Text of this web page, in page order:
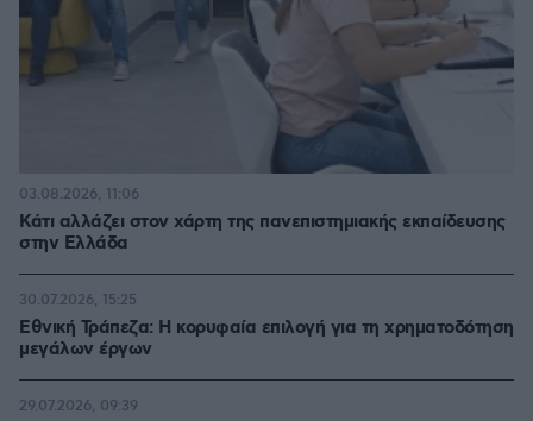
Κάτι αλλάζει στον χάρτη της πανεπιστημιακής εκπαίδευσης
στην Ελλάδα
03.08.2026, 11:06
Εθνική Τράπεζα: Η κορυφαία επιλογή για τη χρηματοδότηση
μεγάλων έργων
30.07.2026, 15:25
29.07.2026, 09:39